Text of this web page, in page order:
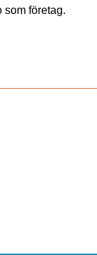
som företag.